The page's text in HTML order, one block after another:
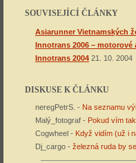
SOUVISEJÍCÍ ČLÁNKY
Asiarunner Vietnamských
Innotrans 2006 –
Innotrans 2004 21. 10. 2004
DISKUSE K ČLÁNKU
neregPetrS. - Na seznamu
Malý_fotograf - Pokud vím
Cogwheel - Když vidím (už i
Dj_cargo - železná ruda by